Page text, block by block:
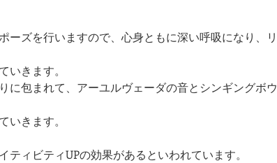
ズを行いますので、心身ともに深い呼吸になり、リ
きます。
に包まれて、アーユルヴェーダの音とシンギングボウ
きます。
ィビティUPの効果があるといわれています。